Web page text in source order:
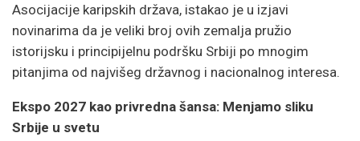
Asocijacije karipskih država, istakao je u izjavi
novinarima da je veliki broj ovih zemalja pružio
istorijsku i principijelnu podršku Srbiji po mnogim
pitanjima od najvišeg državnog i nacionalnog interesa.
Ekspo 2027 kao privredna šansa: Menjamo sliku
Srbije u svetu